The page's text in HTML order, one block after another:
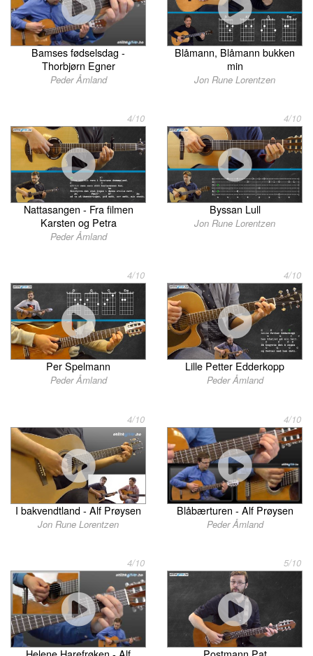
Bamses fødselsdag -
Thorbjørn Egner
Peder Åmland
Blåmann, Blåmann bukken
min
Jon Rune Lorentzen
4/10
Nattasangen - Fra filmen
Karsten og Petra
Peder Åmland
4/10
Byssan Lull
Jon Rune Lorentzen
4/10
Per Spelmann
Peder Åmland
4/10
Lille Petter Edderkopp
Peder Åmland
4/10
I bakvendtland - Alf Prøysen
Jon Rune Lorentzen
4/10
Blåbærturen - Alf Prøysen
Peder Åmland
4/10 5/10